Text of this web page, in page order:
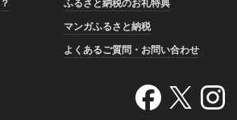
ふるさと納税のお礼特典
マンガふるさと納税
よくあるご質問・お問い合わせ